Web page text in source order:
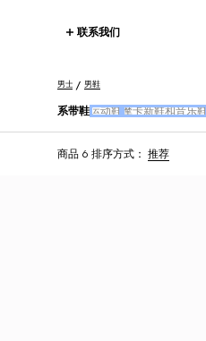
联系我们
男士 男鞋
系带鞋 运动鞋 摩卡新鞋和音乐鞋
商品 6 排序方式： 推荐